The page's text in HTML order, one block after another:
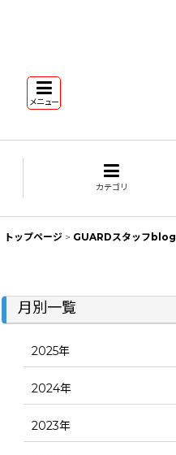
メニュー
カテゴリ
トップページ > GUARDスタッフblog
月別一覧
2025年
2024年
2023年